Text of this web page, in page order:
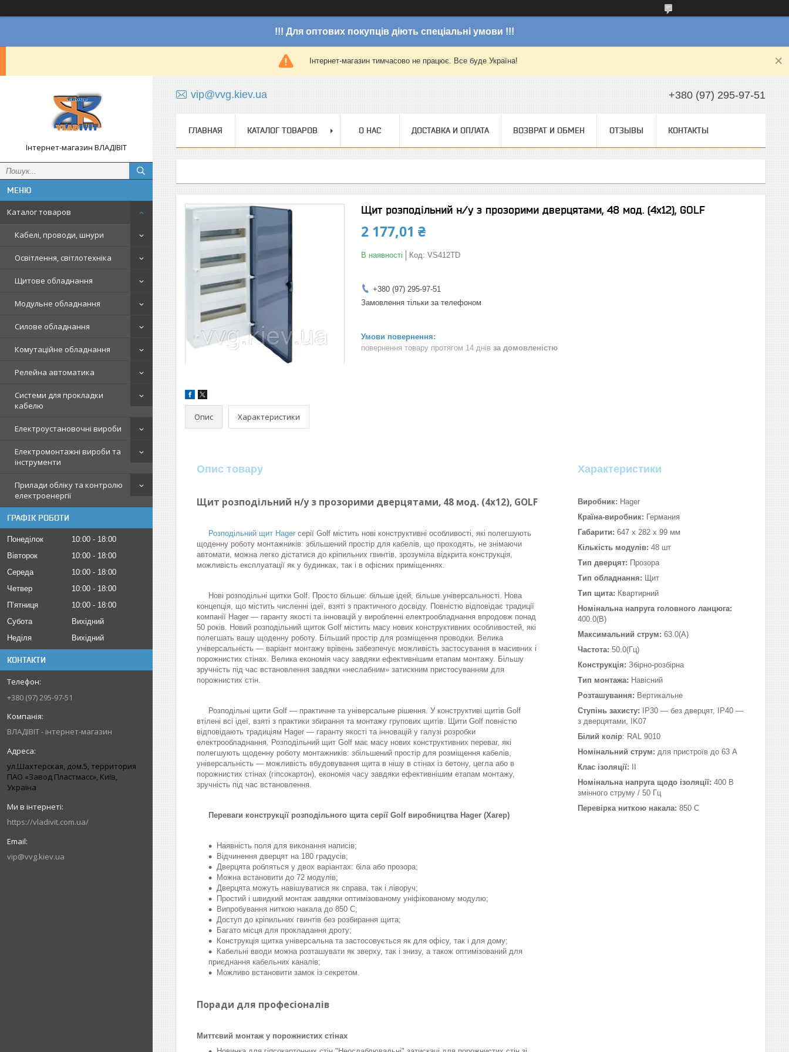
!!! Для оптових покупців діють спеціальні умови !!!
Інтернет-магазин тимчасово не працює. Все буде Україна!
Інтернет-магазин ВЛАДІВІТ
Каталог товаров
Кабелі, проводи, шнури
Освітлення, світлотехніка
Щитове обладнання
Модульне обладнання
Силове обладнання
Комутаційне обладнання
Релейна автоматика
Системи для прокладки
кабелю
Електроустановочні вироби
Електромонтажні вироби та
інструменти
Прилади обліку та контролю
електроенергії
ГРАФІК РОБОТИ
Понеділок 10:00
18:00
Вівторок
10:00
18:00
Середа
10:00
18:00
Четвер
10:00
18:00
Пʼятниця
10:00
18:00
Субота
Вихідний
Неділя
Вихідний
КОНТАКТИ
+380 (97) 295-97-51
ВЛАДІВІТ - інтернет-магазин
ул.Шахтерская, дом.5, территория
ПАО «Завод Пластмасс», Київ,
Україна
https://vladivit.com.ua/
vip@vvg.kiev.ua
vip@vvg.kiev.ua +380 (97) 295-97-51
ГЛАВНАЯ КАТАЛОГ ТОВАРОВ О НАС ДОСТАВКА И ОПЛАТА ВОЗВРАТ И ОБМЕН ОТЗЫВЫ КОНТАКТЫ
Щит розподільний н/у з прозорими дверцятами, 48 мод. (4х12), GOLF
2 177,01 ₴
В наявності Код: VS412TD
+380 (97) 295-97-51
Замовлення тільки за телефоном
повернення товару протягом 14 днів за домовленістю
Опис Характеристики
Опис товару
Щит розподільний н/у з прозорими дверцятами, 48 мод. (4х12), GOLF
Розподільний щит Hager серії Golf містить нові конструктивні особливості, які полегшують
щоденну роботу монтажників: збільшений простір для кабелів, що проходять, не знімаючи
автомати, можна легко дістатися до кріпильних гвинтів, зрозуміла відкрита конструкція,
можливість експлуатації як у будинках, так і в офісних приміщеннях.
Нові розподільні щитки Golf. Просто більше: більше ідей, більше універсальності. Нова
концепція, що містить численні ідеї, взяті з практичного досвіду. Повністю відповідає традиції
компанії Hager — гаранту якості та інновацій у виробленні електрообладнання впродовж понад
50 років. Новий розподільний щиток Golf містить масу нових конструктивних особливостей, які
полегшать вашу щоденну роботу. Більший простір для розміщення проводки. Велика
універсальність — варіант монтажу врівень забезпечує можливість застосування в масивних і
порожнистих стінах. Велика економія часу завдяки ефективнішим етапам монтажу. Більшу
зручність під час встановлення завдяки «неслабним» затискним пристосуванням для
порожнистих стін.
Розподільні щити Golf — практичне та універсальне рішення. У конструктиві щитів Golf
втілені всі ідеї, взяті з практики збирання та монтажу групових щитів. Щити Golf повністю
відповідають традиціям Hager — гаранту якості та інновацій у галузі розробки
електрообладнання. Розподільний щит Golf має масу нових конструктивних переваг, які
полегшують щоденну роботу монтажників: збільшений простір для розміщення кабелів,
універсальність — можливість вбудовування щита в нішу в стінах із бетону, цегла або в
порожнистих стінах (гіпсокартон), економія часу завдяки ефективнішим етапам монтажу,
зручність під час встановлення.
Переваги конструкції розподільного щита серії Golf виробництва Hager (Хагер)
Наявність поля для виконання написів;
Відчинення дверцят на 180 градусів;
Дверцята робляться у двох варіантах: біла або прозора;
Можна встановити до 72 модулів;
Дверцята можуть навішуватися як справа, так і ліворуч;
Простий і швидкий монтаж завдяки оптимізованому уніфікованому модулю;
Випробування ниткою накала до 850 С;
Доступ до кріпильних гвинтів без розбирання щита;
Багато місця для прокладання дроту;
Конструкція щитка універсальна та застосовується як для офісу, так і для дому;
Кабельні вводи можна розташувати як зверху, так і знизу, а також оптимізований для
приєднання кабельних каналів;
Можливо встановити замок із секретом.
Поради для професіоналів
Миттєвий монтаж у порожнистих стінах
Характеристики
Виробник: Hager
Країна-виробник: Германия
Габарити:647 x 282 x 99 мм
Кількість модулів: 48 шт
Тип дверцят: Прозора
Тип обладнання: Щит
Тип щита: Квартирний
Номінальна напруга головного ланцюга:
400.0(В)
Максимальний струм:63.0(А)
Частота: 50.0(Гц)
Конструкція: Збірно-розбірна
Тип монтажа: Навісний
Розташування: Вертикальне
Ступінь захисту: IP30 — без дверцят, IP40 —
з дверцятами, IK07
Білий колір: RAL 9010
Номінальний струм: для пристроїв до 63 А
Клас ізоляції:
Номінальна напруга щодо ізоляції: 400 В
змінного струму / 50 Гц
Перевірка ниткою накала: 850 С